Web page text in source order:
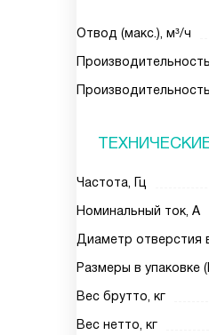
Отвод (макс.), м³/ч
Частота, Гц
Номинальный ток, А
Диаметр отверстия
Размеры в упаковке
Вес брутто, кг
Вес нетто, кг